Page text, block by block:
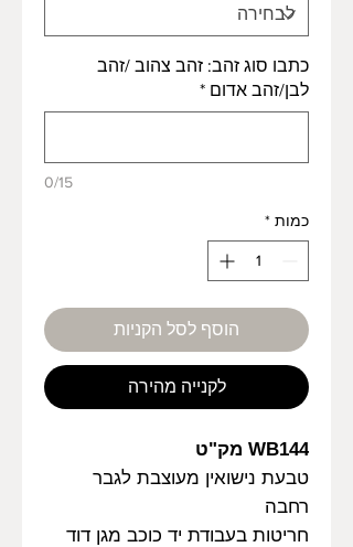
כתבו סוג זהב: זהב צהוב /זהב
לבן/זהב אדום *
0/15
כמות *
הוסף לסל הקניות
לקנייה מהירה
WB144 מק"ט
טבעת נישואין מעוצבת לגבר
רחבה
חריטות בעבודת יד כוכב מגן דוד